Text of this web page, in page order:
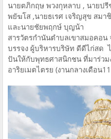
นายตภิกฤษ พวงกุหลาบ , นายป
พยัฆโส ,นายธเรศ เจริญสุข สมา
และนายชัยพฤกษ์ บุญน้า
สารวัตรกำนันตำบลเขาสมอคอ
บรรจง ผู้บริหารบริษัท ดีดีไก่สด
ปันให้กับพุทธศาสนิกชน ที่มาร่ว
อาริยเมตไตรย (งานกลางเดือน